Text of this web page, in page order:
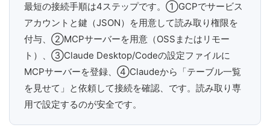
最短の接続手順は4ステップです。①GCPでサービス
アカウントと鍵（JSON）を用意して読み取り権限を
付与、②MCPサーバーを用意（OSSまたはリモー
ト）、③Claude Desktop/Codeの設定ファイルに
MCPサーバーを登録、④Claudeから「テーブル一覧
を見せて」と依頼して接続を確認、です。読み取り専
用で設定するのが安全です。